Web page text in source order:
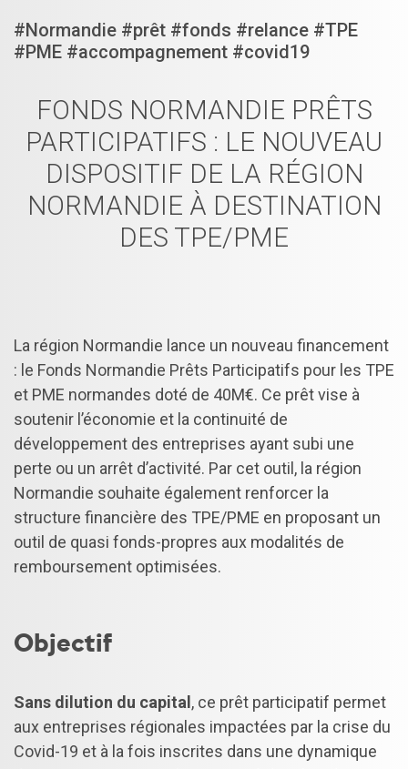
#Normandie #prêt #fonds #relance #TPE
#PME #accompagnement #covid19
FONDS NORMANDIE PRÊTS
PARTICIPATIFS : LE NOUVEAU
DISPOSITIF DE LA RÉGION
NORMANDIE À DESTINATION
DES TPE/PME
La région Normandie lance un nouveau financement
: le Fonds Normandie Prêts Participatifs pour les TPE
et PME normandes doté de 40M€. Ce prêt vise à
soutenir l’économie et la continuité de
développement des entreprises ayant subi une
perte ou un arrêt d’activité. Par cet outil, la région
Normandie souhaite également renforcer la
structure financière des TPE/PME en proposant un
outil de quasi fonds-propres aux modalités de
remboursement optimisées.
Objectif
Sans dilution du capital , ce prêt participatif permet
aux entreprises régionales impactées par la crise du
Covid-19 et à la fois inscrites dans une dynamique